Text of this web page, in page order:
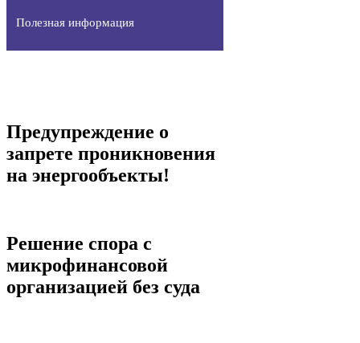
Полезная информация
Предупреждение о
запрете проникновения
на энергообъекты!
Решение спора с
микрофинансовой
организацией без суда